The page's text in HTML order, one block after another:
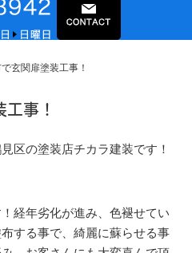
玄関扉塗装工事！
事！
区の塗装店チカラ建装です！
経年劣化が進み、色褪せてい
する事で、綺麗に蘇らせる事